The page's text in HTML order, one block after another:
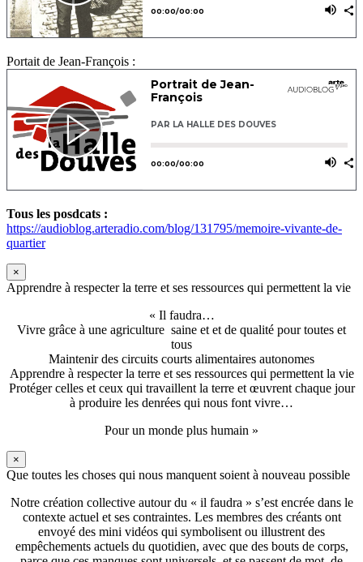
Portait de Jean-François :
Tous les posdcats :
https://audioblog.arteradio.com/blog/131795/memoire-vivante-de-
quartier
×
Apprendre à respecter la terre et ses ressources qui permettent la vie
« Il faudra…
Vivre grâce à une agriculture saine et et de qualité pour toutes et
tous
Maintenir des circuits courts alimentaires autonomes
Apprendre à respecter la terre et ses ressources qui permettent la vie
Protéger celles et ceux qui travaillent la terre et œuvrent chaque jour
à produire les denrées qui nous font vivre…
Pour un monde plus humain »
×
Que toutes les choses qui nous manquent soient à nouveau possible
Notre création collective autour du « il faudra » s’est encrée dans le
contexte actuel et ses contraintes. Les membres des créants ont
envoyé des mini vidéos qui symbolisent ou illustrent des
empêchements actuels du quotidien, avec que des bouts de corps,